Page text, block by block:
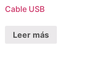
Cable USB
Leer más